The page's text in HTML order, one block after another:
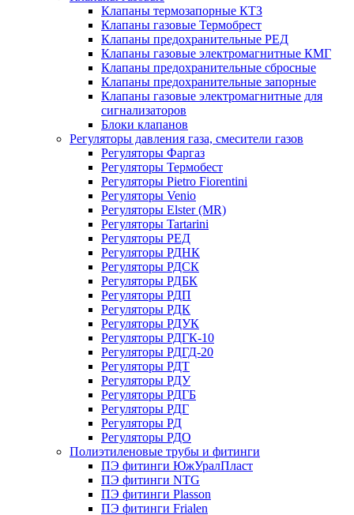
Клапаны термозапорные КТЗ
Клапаны газовые Термобрест
Клапаны предохранительные РЕД
Клапаны газовые электромагнитные КМГ
Клапаны предохранительные сбросные
Клапаны предохранительные запорные
Клапаны газовые электромагнитные для
сигнализаторов
Блоки клапанов
Регуляторы давления газа, смесители газов
Регуляторы Фаргаз
Регуляторы Термобест
Регуляторы Pietro Fiorentini
Регуляторы Venio
Регуляторы Elster (MR)
Регуляторы Tartarini
Регуляторы РЕД
Регуляторы РДНК
Регуляторы РДСК
Регуляторы РДБК
Регуляторы РДП
Регуляторы РДК
Регуляторы РДУК
Регуляторы РДГК-10
Регуляторы РДГД-20
Регуляторы РДТ
Регуляторы РДУ
Регуляторы РДГБ
Регуляторы РДГ
Регуляторы РД
Регуляторы РДО
Полиэтиленовые трубы и фитинги
ПЭ фитинги ЮжУралПласт
ПЭ фитинги NTG
ПЭ фитинги Plasson
ПЭ фитинги Frialen